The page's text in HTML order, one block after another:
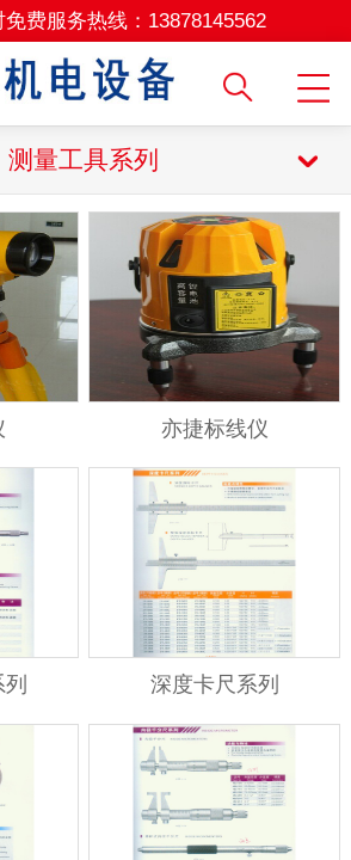
费服务热线： 13878145562
测量工具系列
亦捷标线仪
深度卡尺系列